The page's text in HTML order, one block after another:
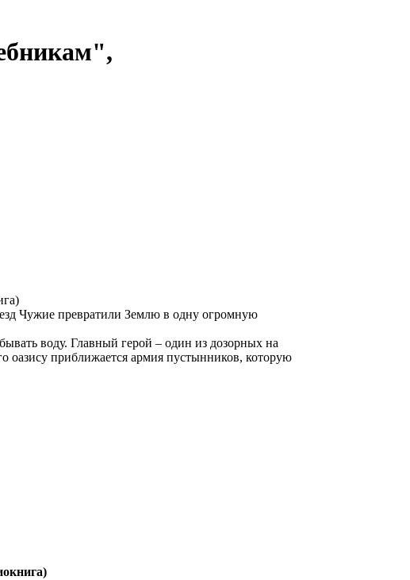
Чужие превратили Землю в одну огромную
воду. Главный герой – один из дозорных на
оазису приближается армия пустынников, которую